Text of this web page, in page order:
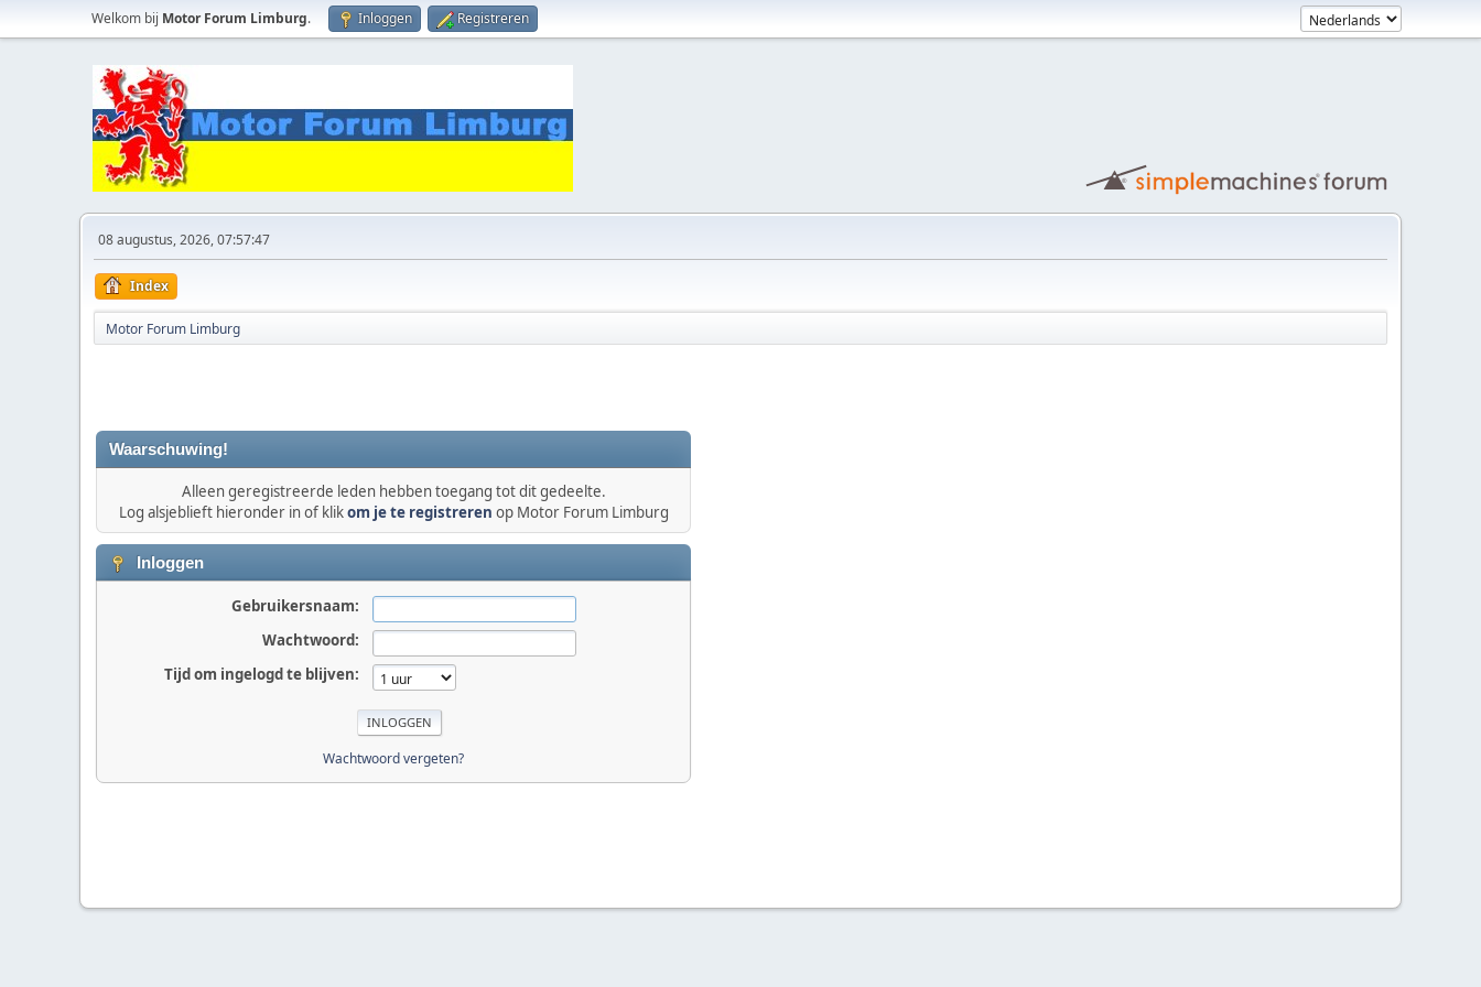
Welkom bij Motor Forum Limburg. Inloggen Registreren
08 augustus, 2026, 07:57:47
Index
Motor Forum Limburg
Waarschuwing!
Alleen geregistreerde leden hebben toegang tot dit gedeelte.
Log alsjeblieft hieronder in of klikom je te registreren op Motor Forum Limburg
Inloggen
Gebruikersnaam:
Wachtwoord:
Tijd om ingelogd te blijven:
Wachtwoord vergeten?